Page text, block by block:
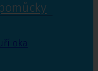
oka